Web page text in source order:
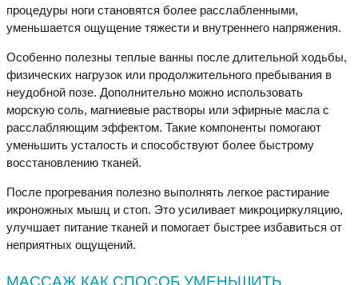
процедуры ноги становятся более расслабленными,
уменьшается ощущение тяжести и внутреннего напряжения.
Особенно полезны теплые ванны после длительной ходьбы,
физических нагрузок или продолжительного пребывания в
неудобной позе. Дополнительно можно использовать
морскую соль, магниевые растворы или эфирные масла с
расслабляющим эффектом. Такие компоненты помогают
уменьшить усталость и способствуют более быстрому
восстановлению тканей.
После прогревания полезно выполнять легкое растирание
икроножных мышц и стоп. Это усиливает микроциркуляцию,
улучшает питание тканей и помогает быстрее избавиться от
неприятных ощущений.
МАССАЖ КАК СПОСОБ УМЕНЬШИТЬ